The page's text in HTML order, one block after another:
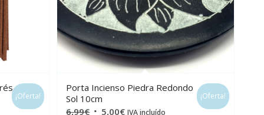
¡Oferta!
Porta Incienso Piedra Redondo
Sol 10cm
6,99€ El 5,00€ElIVA incluído
¡Oferta!